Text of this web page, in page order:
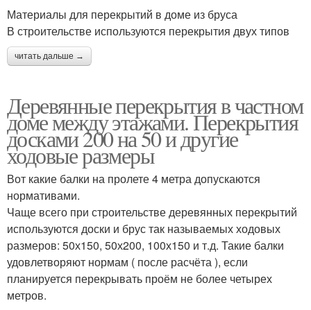
Материалы для перекрытий в доме из бруса
В строительстве используются перекрытия двух типов
читать дальше →
Деревянные перекрытия в частном
доме между этажами. Перекрытия
досками 200 на 50 и другие
ходовые размеры
Вот какие балки на пролете 4 метра допускаются
нормативами.
Чаще всего при строительстве деревянных перекрытий
используются доски и брус так называемых ходовых
размеров: 50х150, 50х200, 100х150 и т.д. Такие балки
удовлетворяют нормам ( после расчёта ), если
планируется перекрывать проём не более четырех
метров.